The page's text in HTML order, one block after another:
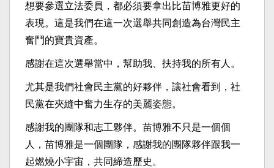
想要參選立法委員，都必須要拿出比苗博雅更好的
表現。這是我們在這一次選舉共同創造為台灣民主
奮鬥的寶貴資產。
感謝在這次選舉當中，幫助我、扶持我的所有人。
尤其是我們社會民主黨的好夥伴，讓社會看到，社
民黨在夾縫中奮力生存的美麗姿態。
感謝我的團隊和志工夥伴。苗博雅不只是一個個
人，苗博雅是一個團隊，感謝我的團隊夥伴跟我一
起燃燒小宇宙，共同締造歷史。